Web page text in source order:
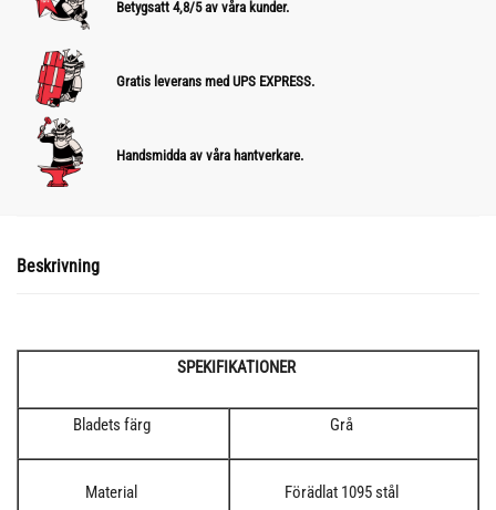
Betygsatt 4,8/5 av våra kunder.
Gratis leverans med UPS EXPRESS.
Handsmidda av våra hantverkare.
Beskrivning
SPEKIFIKATIONER
Bladets färg Grå
Material
Förädlat 1095 stål